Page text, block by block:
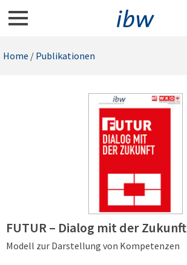
Home / Publikationen
FUTUR – Dialog mit der Zukunft
Modell zur Darstellung von Kompetenzen